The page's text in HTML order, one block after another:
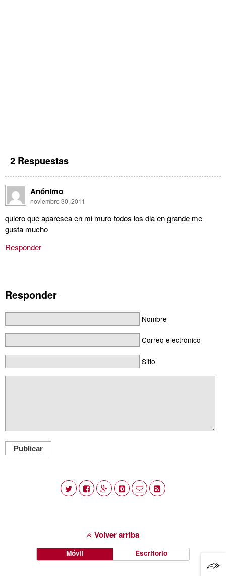
2 Respuestas
Anónimo
noviembre 30, 2011
quiero que aparesca en mi muro todos los dia en grande me
gusta mucho
Responder
Responder
Nombre
Correo electrónico
Sitio
Publicar
Volver arriba
Móvil Escritorio